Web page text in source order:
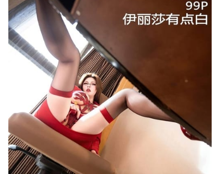
534MB]
2023-02-16
许岚LAN – NO.23 韩系制服 [40P-292MB] 2023-05-29
[微密圈]聂傲娇 – 红艳肚兜[19P-4MB]
[XIUREN秀人网]2021.12.17 VOL.4351 尤妮丝Egg[34+1P／
339MB] 2022-12-24
[Xiuren秀人网]2023.06.01 NO.6841 可乐Vicky[78+1P／
2023-11-08